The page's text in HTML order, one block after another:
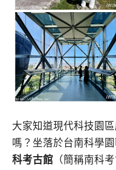
大家知道現代科技園
嗎？坐落於台南科學
科考古館 （簡稱南科